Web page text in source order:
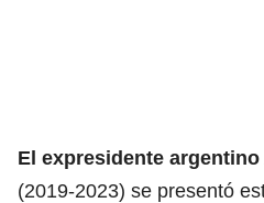
El expresidente argentino
(2019-2023) se presentó